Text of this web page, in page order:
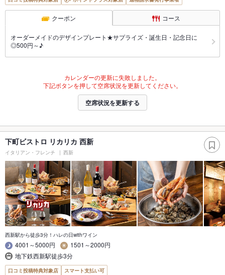
クーポン コース
オーダーメイドのデザインプレート★サプライズ・誕生日・記念日に
◎500円～♪
カレンダーの更新に失敗しました。
下記ボタンを押して空席状況を更新してください。
空席状況を更新する
下町ビストロ リカリカ 西新
イタリアン・フレンチ 西新
西新駅から徒歩3分！ハレの日withワイン
4001～5000円
1501～2000円
地下鉄西新駅徒歩3分
口コミ投稿特典対象店 スマート支払い可